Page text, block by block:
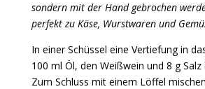
sondern mit der Hand gebrochen
perfekt zu Käse, Wurstwaren und
In einer Schüssel eine Vertiefung in
100 ml Öl, den Weißwein und 8 g Salz
Zum Schluss mit einem Löffel